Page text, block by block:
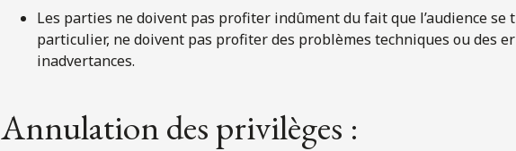
Les parties ne doivent pas profiter indûment du fait que l’audience se
particulier, ne doivent pas profiter des problèmes techniques ou des
inadvertances.
Annulation des privilèges :